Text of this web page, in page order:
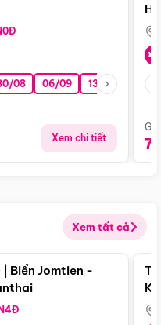
08 06/09 13/09 20/09
Xem chi tiết
Xem tất cả
Điểm nổi bật
Biển Jomtien -